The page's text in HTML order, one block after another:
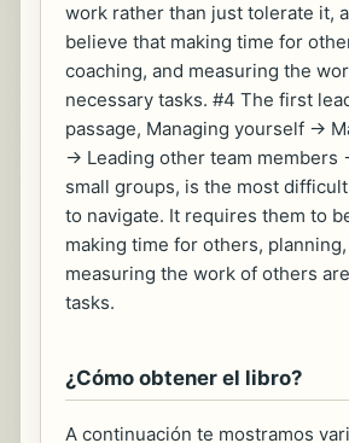
work rather than just tolerate it,
believe that making time for
coaching, and measuring the
necessary tasks. #4 The first
passage, Managing yourself ->
-> Leading other team members
small groups, is the most
to navigate. It requires them to
making time for others,
measuring the work of others
tasks.
¿Cómo obtener el libro?
A continuación te mostramos